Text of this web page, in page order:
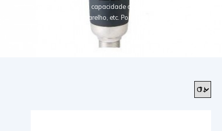
negócio, quer em relação à capacidade de produção, dimensão e
consumo energético do aparelho, etc. Porquê esperar mais? Faça já